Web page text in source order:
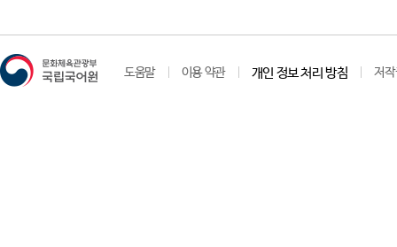
도움말 이용 약관 개인 정보 처리 방침 저